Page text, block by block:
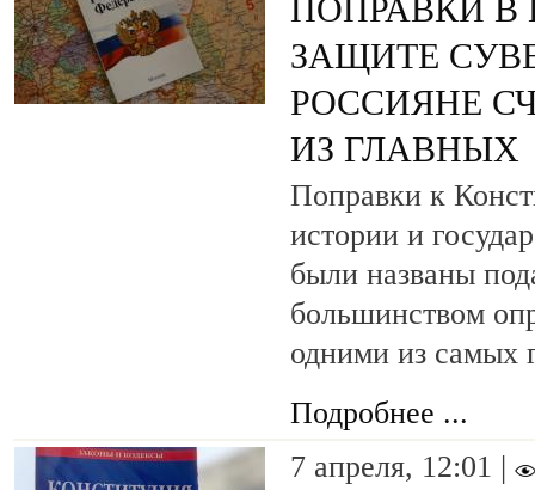
ПОПРАВКИ
ЗАЩИТЕ
РОССИЯНЕ
ИЗ ГЛАВНЫХ
Поправки к
истории и
были названы
большинством
одними из самых
Подробнее ...
7 апреля, 12:01 |